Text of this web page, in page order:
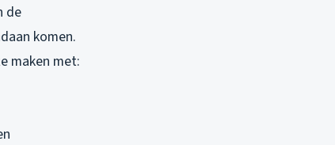
de
komen.
maken met: